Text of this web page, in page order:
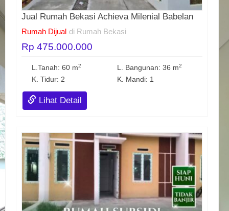
Jual Rumah Bekasi Achieva Milenial Babelan
Rumah Dijual di Rumah Bekasi
Rp 475.000.000
L.Tanah: 60 m2 L. Bangunan: 36 m2
K. Tidur: 2 K. Mandi: 1
Lihat Detail